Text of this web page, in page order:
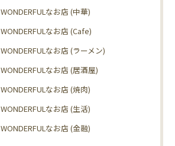
WONDERFULなお店 (中華)
WONDERFULなお店 (Cafe)
WONDERFULなお店 (ラーメン)
WONDERFULなお店 (居酒屋)
WONDERFULなお店 (焼肉)
WONDERFULなお店 (生活)
WONDERFULなお店 (金融)